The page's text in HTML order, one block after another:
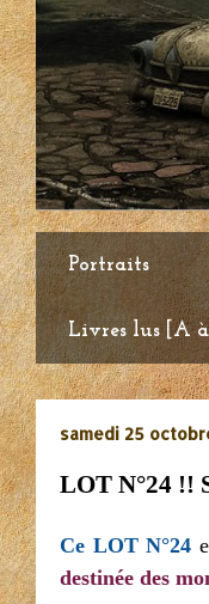
Portraits
Livres lus [A
samedi 25
LOT N°24 !!
Ce LOT N°24
destinée des